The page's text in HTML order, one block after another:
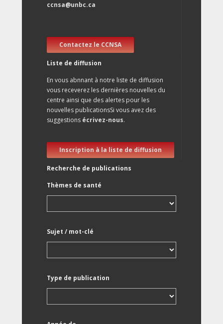
ccnsa@unbc.ca
Contactez le CCNSA
Liste de diffusion
En vous abnnant à notre liste de diffusion
vous receverez les dernières nouvelles du
centre ainsi que des alertes pour les
nouvelles publicationsSi vous avez des
suggestions écrivez-nous.
Inscription à la liste de diffusion
Recherche de publications
Thèmes de santé
Sujet / mot-clé
Type de publication